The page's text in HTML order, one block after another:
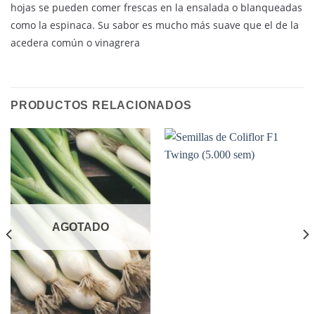
hojas se pueden comer frescas en la ensalada o blanqueadas
como la espinaca. Su sabor es mucho más suave que el de la
acedera común o vinagrera
PRODUCTOS RELACIONADOS
AGOTADO